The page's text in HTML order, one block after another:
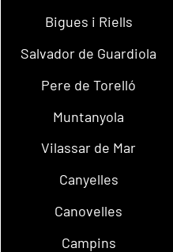
Bigues i Riells
Salvador de Guardiola
Pere de Torelló
Muntanyola
Vilassar de Mar
Canyelles
Canovelles
Campins